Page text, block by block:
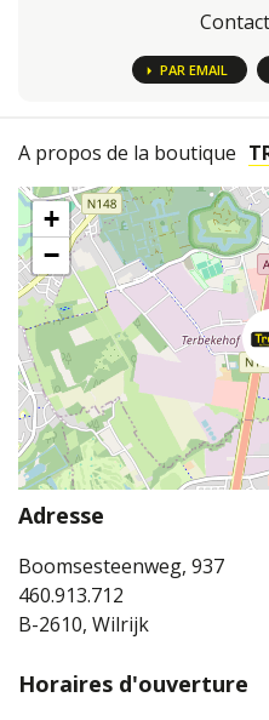
PAR EMAIL
A propos de la boutique
+
−
Adresse
Boomsesteenweg, 937
460.913.712
B-2610, Wilrijk
Horaires d'ouverture